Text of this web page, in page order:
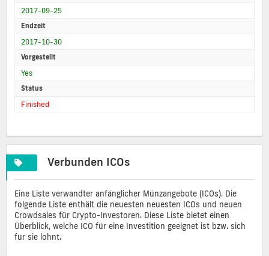
2017-09-25
Endzeit
2017-10-30
Vorgestellt
Yes
Status
Finished
Verbunden ICOs
Eine Liste verwandter anfänglicher Münzangebote (ICOs). Die
folgende Liste enthält die neuesten neuesten ICOs und neuen
Crowdsales für Crypto-Investoren. Diese Liste bietet einen
Überblick, welche ICO für eine Investition geeignet ist bzw. sich
für sie lohnt.